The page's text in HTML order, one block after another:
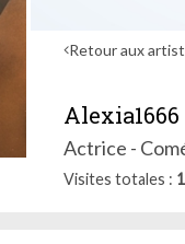
Retour aux
Alexia1666
Actrice -
Visites totales